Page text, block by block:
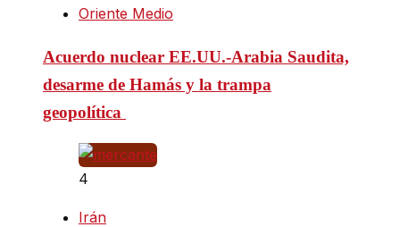
Oriente Medio
Acuerdo nuclear EE.UU.-Arabia Saudita,
desarme de Hamás y la trampa
geopolítica
4
Irán